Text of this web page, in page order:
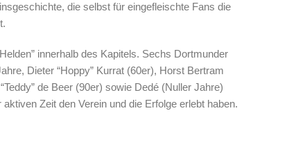
die selbst für eingefleischte Fans die
innerhalb des Kapitels. Sechs Dortmunder
Dieter “Hoppy” Kurrat (60er), Horst Bertram
de Beer (90er) sowie Dedé (Nuller Jahre)
Zeit den Verein und die Erfolge erlebt haben.